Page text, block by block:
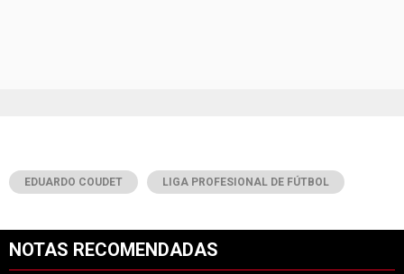
EDUARDO COUDET LIGA PROFESIONAL DE FÚTBOL
NOTAS RECOMENDADAS